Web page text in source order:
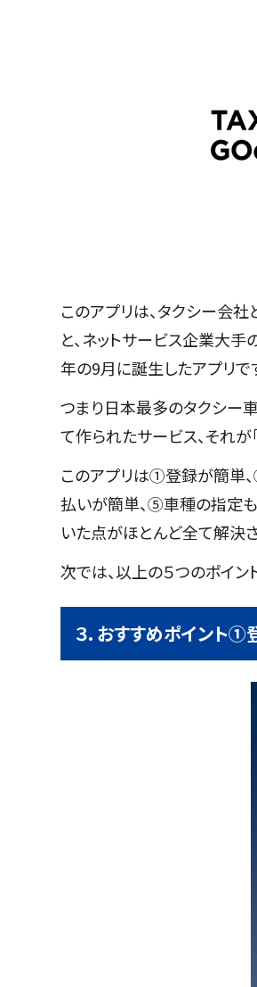
このアプリは、タクシー会
と、ネットサービス企業大手
年の9月に誕生したアプリで
つまり日本最多のタクシー
て作られたサービス、それが「
このアプリは①登録が簡単
払いが簡単、⑤車種の指定も
いた点がほとんど全て解決
次では、以上の５つのポイン
３．おすすめポイント